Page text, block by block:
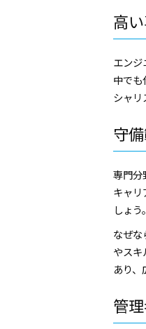
高
エンジ
中でも
シャリ
守
専門分
キャリ
しょう。
なぜ
やスキ
あり
管